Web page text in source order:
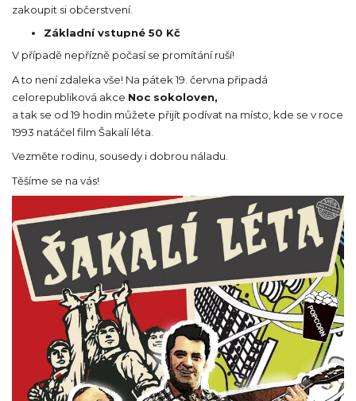
zakoupit si občerstvení.
Základní vstupné 50 Kč
V případě nepřízně počasí se promítání ruší!
A to není zdaleka vše! Na pátek 19. června připadá
celorepubliková akce Noc sokoloven,
a tak se od 19 hodin můžete přijít podívat na místo, kde se v roce
1993 natáčel film Šakalí léta.
Vezměte rodinu, sousedy i dobrou náladu.
Těšíme se na vás!